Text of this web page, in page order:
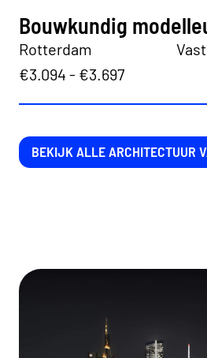
Bouwkundig
Rotterdam
Vast
€3.094 - €3.697
BEKIJK ALLE ARCHITECTUUR